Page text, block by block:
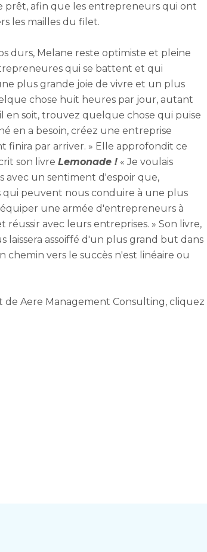
prêt, afin que les entrepreneurs qui ont
les mailles du filet.
durs, Melane reste optimiste et pleine
qui se battent et qui
plus grande joie de vivre et un plus
chose huit heures par jour, autant
en soit, trouvez quelque chose qui puise
en a besoin, créez une entreprise
par arriver. » Elle approfondit ce
son livre Lemonade !« Je voulais
un sentiment d'espoir que,
qui peuvent nous conduire à une plus
une armée d'entrepreneurs à
avec leurs entreprises. » Son livre,
assoiffé d'un plus grand but dans
vers le succès n'est linéaire ou
Aere Management Consulting, cliquez